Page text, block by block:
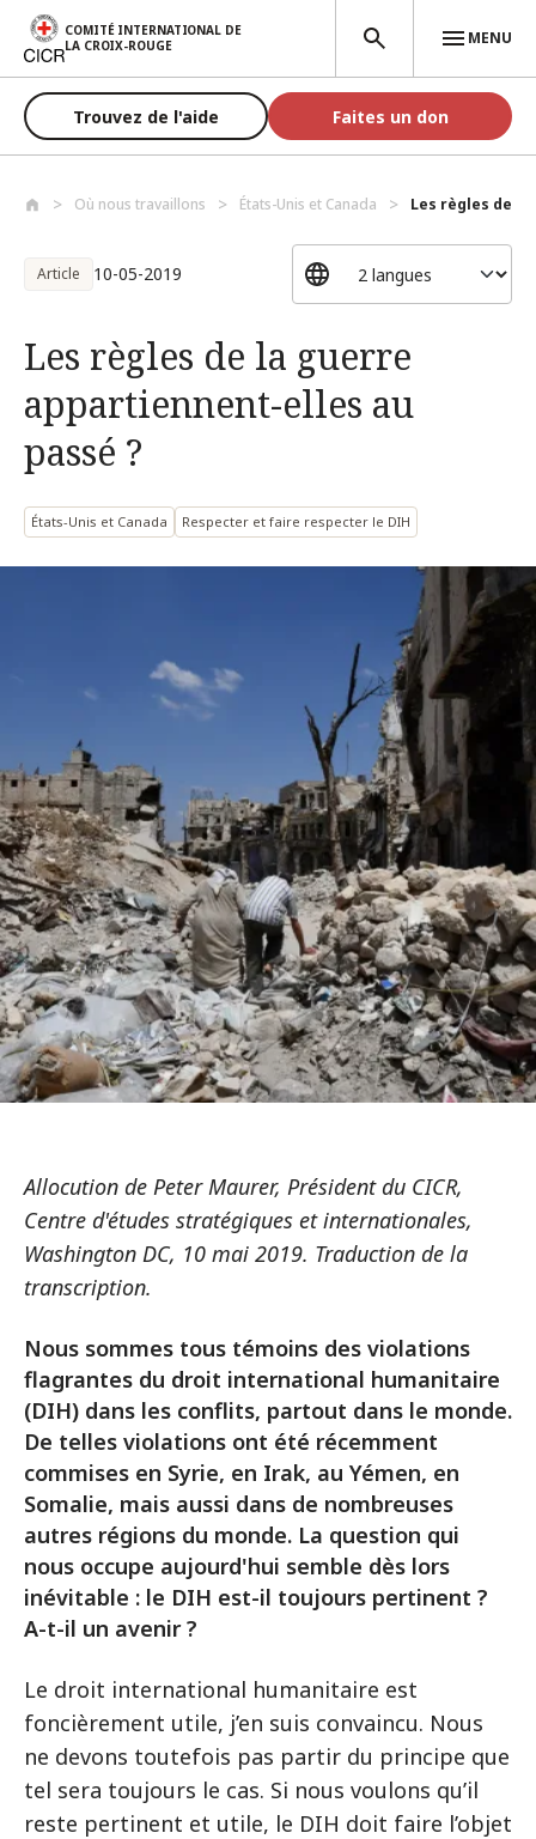
Aller au contenu principal
COMITÉ INTERNATIONAL DE
LA CROIX-ROUGE
MENU
Trouvez de l'aide Faites un don
Où nous travaillons États-Unis et Canada Les règles de
Article 10-05-2019
Les règles de la guerre
appartiennent-elles au
passé ?
États-Unis et Canada Respecter et faire respecter le DIH
Allocution de Peter Maurer, Président du CICR,
Centre d'études stratégiques et internationales,
Washington DC, 10 mai 2019. Traduction de la
transcription.
Nous sommes tous témoins des violations
flagrantes du droit international humanitaire
(DIH) dans les conflits, partout dans le monde.
De telles violations ont été récemment
commises en Syrie, en Irak, au Yémen, en
Somalie, mais aussi dans de nombreuses
autres régions du monde. La question qui
nous occupe aujourd'hui semble dès lors
inévitable : le DIH est-il toujours pertinent ?
A-t-il un avenir ?
Le droit international humanitaire est
foncièrement utile, j’en suis convaincu. Nous
ne devons toutefois pas partir du principe que
tel sera toujours le cas. Si nous voulons qu’il
reste pertinent et utile, le DIH doit faire l’objet